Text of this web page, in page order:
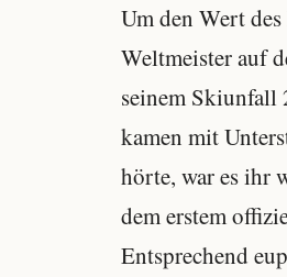
Um den Wert
Weltmeister auf
seinem Skiunfall
kamen mit
hörte, war es ihr
dem erstem
Entsprechend